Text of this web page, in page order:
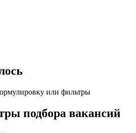
или фильтры
подбора вакансий